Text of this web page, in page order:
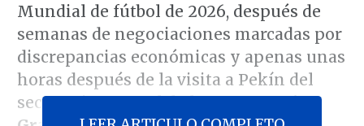
Mundial de fútbol de 2026, después de
semanas de negociaciones marcadas por
discrepancias económicas y apenas unas
horas después de la visita a Pekín del
secretario general de la FIFA,Mattias